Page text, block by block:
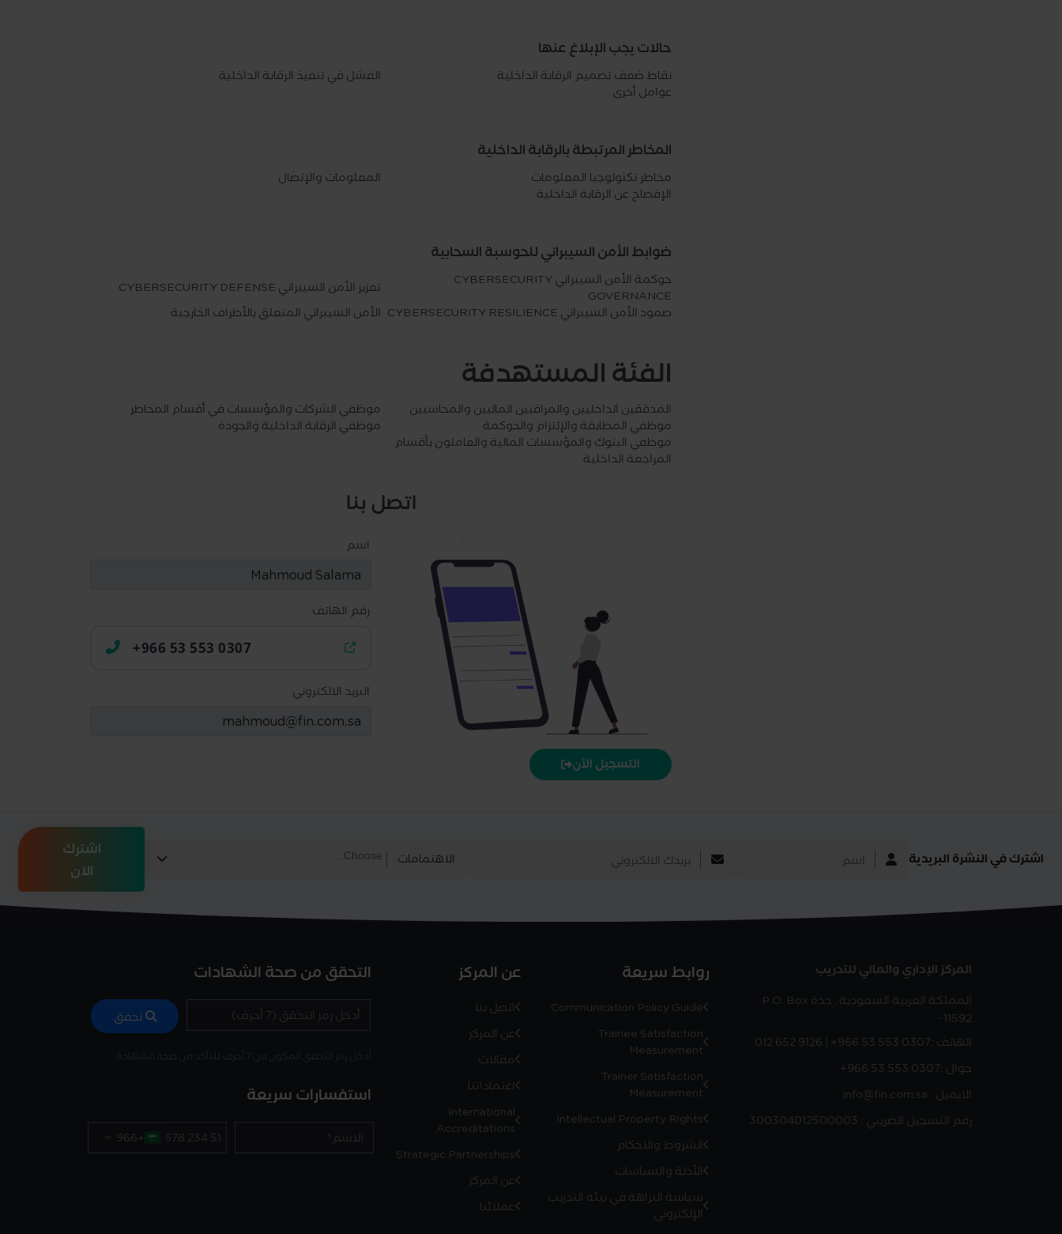
حالات يجب الإبلاغ عنها
نقاط ضعف تصميم الرقابة الداخلية
الفشل في تنفيذ الرقابة الداخلية
عوامل أخرى
المخاطر المرتبطة بالرقابة الداخلية
مخاطر تكنولوجيا المعلومات
المعلومات والإتصال
الإفصاح عن الرقابة الداخلية
ضوابط الأمن السيبراني للحوسبة السحابية
حوكمة الأمن السيبراني CYBERSECURITY
GOVERNANCE
تعزيز الأمن السيبراني CYBERSECURITY DEFENSE
صمود الأمن السيبراني CYBERSECURITY RESILIENCE
الأمن السيبراني المتعلق بالأطراف الخارجية
الفئة المستهدفة
المدققين الداخليين والمراقبين الماليين والمحاسبين
موظفي الشركات والمؤسسات في أقسام المخاطر
موظفي المطابقة والإلتزام والحوكمة
موظفي الرقابة الداخلية والجودة
موظفي البنوك والمؤسسات المالية والعاملون بأقسام
المراجعة الداخلية
اتصل بنا
اسم
رقم الهاتف
+966 53 553 0307
البريد الالكتروني
التسجيل الآن
اشترك في النشرة البريدية الاهتمامات
اشترك
الان
المركز الإداري والمالي للتدريب
المملكة العربية السعودية , جدة P.O. Box
-11592
الهاتف :012 652 9126 | +966 53 553 0307
جوال :+966 53 553 0307
الايميل : info@fin.com.sa
رقم التسجيل الضريبي : 300304012500003
روابط سريعة
Communication Policy Guide
Trainee Satisfaction
Measurement
Trainer Satisfaction
Measurement
Intellectual Property Rights
الشروط والاحكام
الأدلة والسياسات
سياسة النزاهة في بيئة التدريب
الإلكتروني
عن المركز
اتصل بنا
عن المركز
مقالات
اعتماداتنا
International
Accreditations
Strategic Partnerships
عن المركز
عملائنا
التحقق من صحة الشهادات
تحقق
استفسارات سريعة
+966